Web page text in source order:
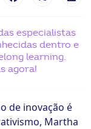
especialistas
dentro e
learning.
agora!
de inovação é
Martha